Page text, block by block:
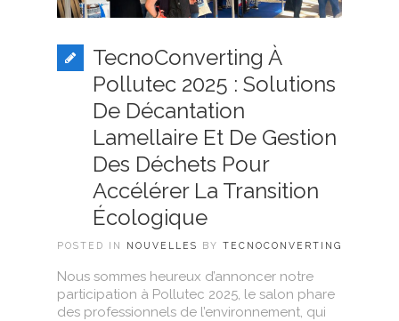
TecnoConverting À
Pollutec 2025 : Solutions
De Décantation
Lamellaire Et De Gestion
Des Déchets Pour
Accélérer La Transition
Écologique
POSTED IN NOUVELLES BY TECNOCONVERTING
Nous sommes heureux d’annoncer notre
participation à Pollutec 2025, le salon phare
des professionnels de l’environnement, qui